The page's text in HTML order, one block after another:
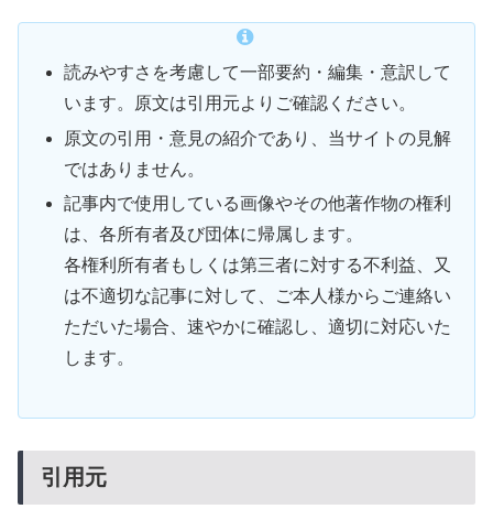
読みやすさを考慮して一部要約・編集・意訳して
います。原文は引用元よりご確認ください。
原文の引用・意見の紹介であり、当サイトの見解
ではありません。
記事内で使用している画像やその他著作物の権利
は、各所有者及び団体に帰属します。
各権利所有者もしくは第三者に対する不利益、又
は不適切な記事に対して、ご本人様からご連絡い
ただいた場合、速やかに確認し、適切に対応いた
します。
引用元